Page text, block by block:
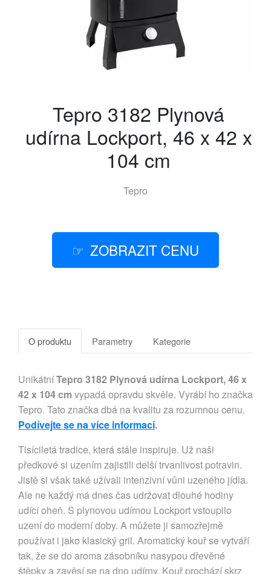
Tepro 3182 Plynová
udírna Lockport, 46 x 42 x
104 cm
Tepro
ZOBRAZIT CENU
O produktu Parametry Kategorie
UnikátníTepro 3182 Plynová udírna Lockport, 46 x
42 x 104 cm vypadá opravdu skvěle. Vyrábí ho značka
Tepro. Tato značka dbá na kvalitu za rozumnou cenu.
Podívejte se na více informací.
Tisíciletá tradice, která stále inspiruje. Už naši
předkové si uzením zajistili delší trvanlivost potravin.
Jistě si však také užívali intenzivní vůni uzeného jídla.
Ale ne každý má dnes čas udržovat dlouhé hodiny
udící oheň. S plynovou udírnou Lockport vstoupilo
uzení do moderní doby. A můžete ji samozřejmě
používat i jako klasický gril. Aromatický kouř se vytváří
tak, že se do aroma zásobníku nasypou dřevěné
štěpky a zavěsí se na dno udírny. Kouř prochází skrz